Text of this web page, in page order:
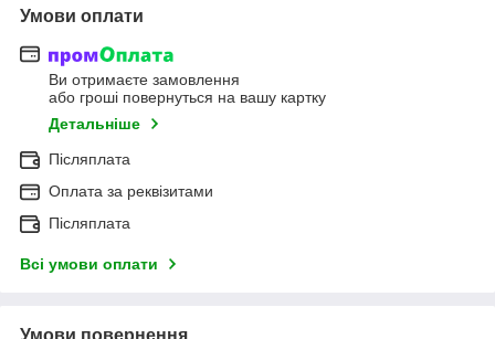
Умови оплати
Ви отримаєте замовлення
або гроші повернуться на вашу картку
Детальніше
Післяплата
Оплата за реквізитами
Післяплата
Всі умови оплати